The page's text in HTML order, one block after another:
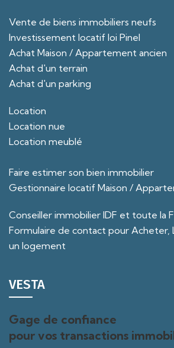
Vente de biens immobiliers neufs
Investissement locatif loi Pinel
Achat Maison / Appartement ancien
Achat d'un terrain
Achat d'un parking
Location
Location nue
Location meublé
Faire estimer son bien immobilier
Gestionnaire locatif Maison /
Conseiller immobilier IDF et toute la
Formulaire de contact pour Acheter,
un logement
VESTA
Gage de confiance
pour vos transactions